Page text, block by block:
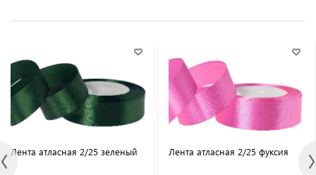
Лента атласная 2/25 зеленый Лента атласная 2/25 фуксия